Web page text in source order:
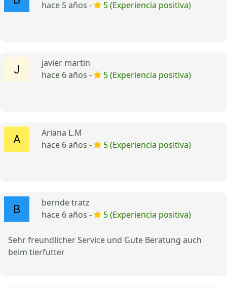
hace 5 años - 5 (Experiencia positiva)
javier martin
hace 6 años -
5 (Experiencia positiva)
Ariana L.M
hace 6 años -
5 (Experiencia positiva)
bernde tratz
hace 6 años -
5 (Experiencia positiva)
Sehr freundlicher Service und Gute Beratung auch
beim tierfutter